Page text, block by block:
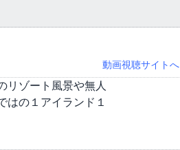
動画視聴サイトへ
リゾート風景や無人
の１アイランド１